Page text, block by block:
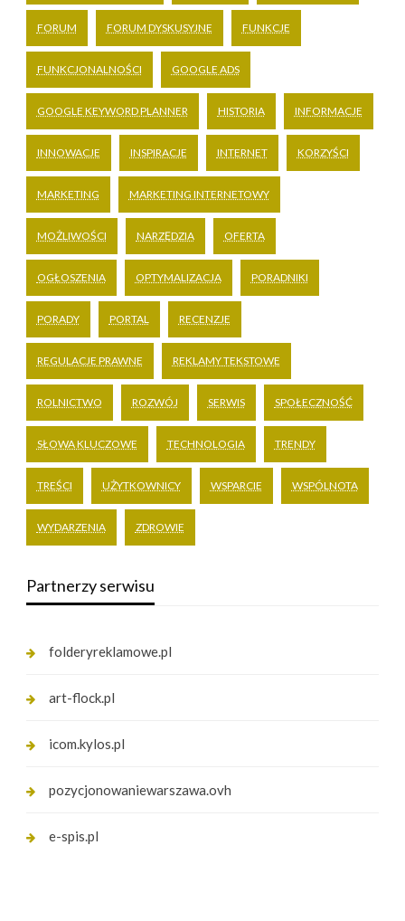
FORUM FORUM DYSKUSYJNE FUNKCJE
FUNKCJONALNOŚCI GOOGLE ADS
GOOGLE KEYWORD PLANNER HISTORIA INFORMACJE
INNOWACJE INSPIRACJE INTERNET KORZYŚCI
MARKETING MARKETING INTERNETOWY
MOŻLIWOŚCI NARZĘDZIA OFERTA
OGŁOSZENIA OPTYMALIZACJA PORADNIKI
PORADY PORTAL RECENZJE
REGULACJE PRAWNE REKLAMY TEKSTOWE
ROLNICTWO ROZWÓJ SERWIS SPOŁECZNOŚĆ
SŁOWA KLUCZOWE TECHNOLOGIA TRENDY
TREŚCI UŻYTKOWNICY WSPARCIE WSPÓLNOTA
WYDARZENIA ZDROWIE
Partnerzy serwisu
folderyreklamowe.pl
art-flock.pl
icom.kylos.pl
pozycjonowaniewarszawa.ovh
e-spis.pl